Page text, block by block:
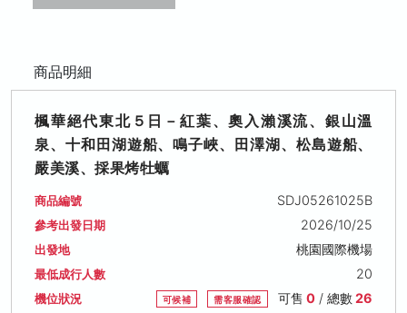
商品明細
楓華絕代東北５日－紅葉、奧入瀨溪流、銀山溫
泉、十和田湖遊船、鳴子峽、田澤湖、松島遊船、
嚴美溪、採果烤牡蠣
商品編號 SDJ05261025B
參考出發日期 2026/10/25
出發地 桃園國際機場
最低成行人數 20
機位狀況 可候補 需客服確認 可售 0/ 總數26